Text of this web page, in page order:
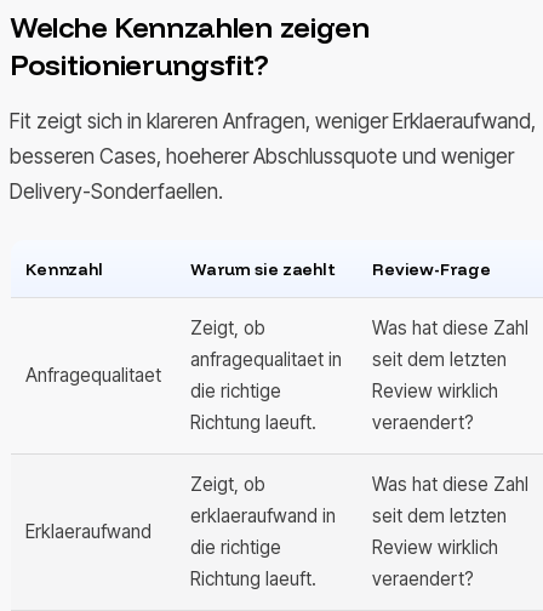
Welche Kennzahlen zeigen
Positionierungsfit?
Fit zeigt sich in klareren Anfragen, weniger Erklaeraufwand,
besseren Cases, hoeherer Abschlussquote und weniger
Delivery-Sonderfaellen.
Kennzahl Warum sie zaehlt Review-Frage
Anfragequalitaet
Zeigt, ob
anfragequalitaet in
die richtige
Richtung laeuft.
Was hat diese Zahl
seit dem letzten
Review wirklich
veraendert?
Erklaeraufwand
Zeigt, ob
erklaeraufwand in
die richtige
Richtung laeuft.
Was hat diese Zahl
seit dem letzten
Review wirklich
veraendert?